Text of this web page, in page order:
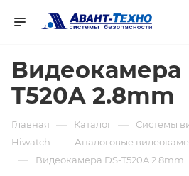
Видеокамера
T520A 2.8mm
Главная — Каталог — Системы
Hiwatch — Аналоговые
— Видеокамера DS-T520A 2.8mm